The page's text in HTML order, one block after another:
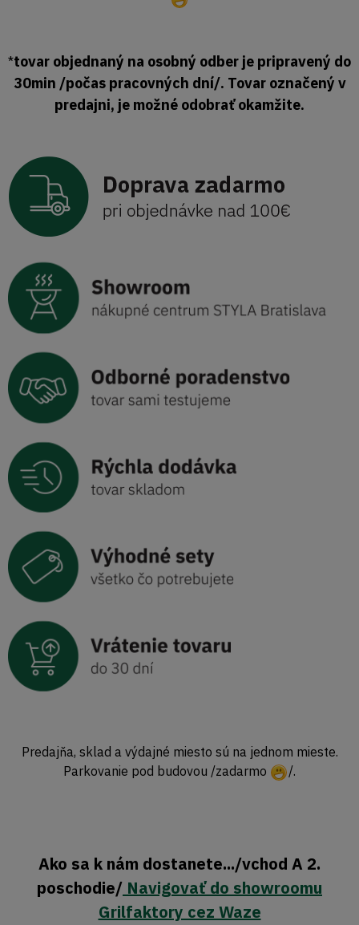
*tovar objednaný na osobný odber je pripravený do
30min /počas pracovných dní/. Tovar označený v
predajni, je možné odobrať okamžite.
Predajňa, sklad a výdajné miesto sú na jednom mieste.
Parkovanie pod budovou /zadarmo
/.
Ako sa k nám dostanete.../vchod A 2.
poschodie/ Navigovať do showroomu
Grilfaktory cez Waze